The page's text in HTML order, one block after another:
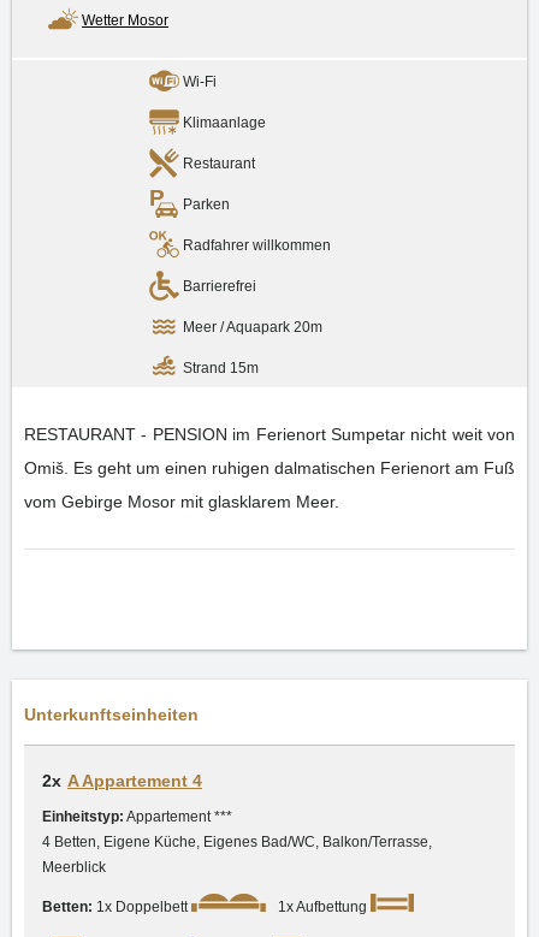
Wetter Mosor
Wi-Fi
Klimaanlage
Restaurant
Parken
Radfahrer willkommen
Barrierefrei
Meer / Aquapark 20m
Strand 15m
RESTAURANT - PENSION im Ferienort Sumpetar nicht weit von
Omiš. Es geht um einen ruhigen dalmatischen Ferienort am Fuß
vom Gebirge Mosor mit glasklarem Meer.
Unterkunftseinheiten
2x A Appartement 4
Einheitstyp: Appartement ***
4 Betten, Eigene Küche, Eigenes Bad/WC, Balkon/Terrasse,
Meerblick
Betten: 1x Doppelbett 1x Aufbettung